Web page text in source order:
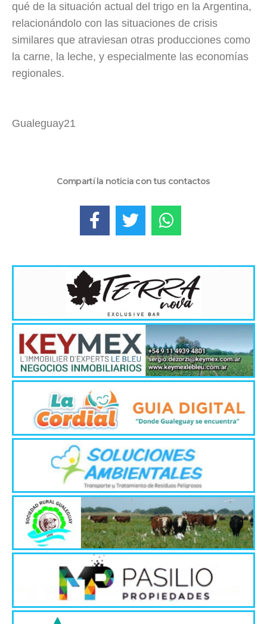
qué de la situación actual del trigo en la Argentina,
relacionándolo con las situaciones de crisis
similares que atraviesan otras producciones como
la carne, la leche, y especialmente las economías
regionales.
Gualeguay21
Compartí la noticia con tus contactos